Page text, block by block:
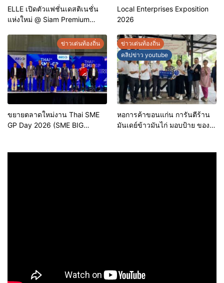
ELLE เปิดตัวแฟชั่นเดสติเนชั่น
แห่งใหม่ @ Siam Premium
ดีลพิเศษลดสูงสุด 70%
Local Enterprises Exposition
2026
ข่าวเด่นท้องถิ่น
ขยายตลาดใหม่งาน Thai SME
GP Day 2026 (SME BIG
ข่าวเด่นท้องถิ่น
คลิปข่าว youtube
หอการค้าขอนแก่น การันตีร้าน
มันเดย์ข้าวมันไก่ มอบป้าย ของดี